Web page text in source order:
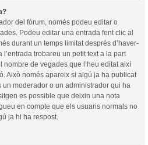
del fòrum, només podeu editar o
Podeu editar una entrada fent clic al
durant un temps limitat després d’haver-
trobareu un petit text a la part
nombre de vegades que l’heu editat així
Això només apareix si algú ja ha publicat
moderador o un administrador qui ha
es possible que deixin una nota
en compte que els usuaris normals no
ja hi ha respost.